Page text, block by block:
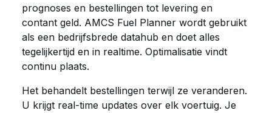
prognoses en bestellingen tot levering en
contant geld. AMCS Fuel Planner wordt gebruikt
als een bedrijfsbrede datahub en doet alles
tegelijkertijd en in realtime. Optimalisatie vindt
continu plaats.
Het behandelt bestellingen terwijl ze veranderen.
U krijgt real-time updates over elk voertuig. Je